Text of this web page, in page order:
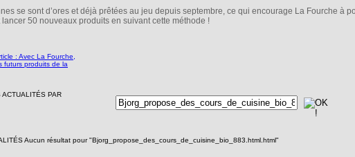
se sont d’ores et déjà prêtées au jeu depuis septembre, ce qui encourage La Fourche à
50 nouveaux produits en suivant cette méthode !
Aucun résultat pour "Bjorg_propose_des_cours_de_cuisine_bio_883.html.html"